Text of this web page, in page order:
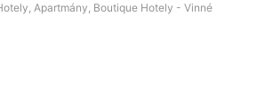
Apartmány, Boutique Hotely - Vinné